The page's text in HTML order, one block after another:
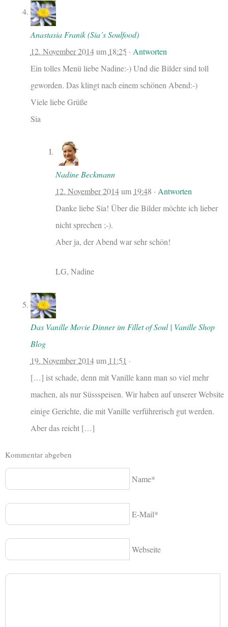
Anastasia Franik (Sia´s Soulfood)
12. November 2014um 18:25 · Antworten
Ein tolles Menü liebe Nadine:-) Und die Bilder sind toll
geworden. Das klingt nach einem schönen Abend:-)
Viele liebe Grüße
Sia
Nadine Beckmann
12. November 2014um 19:48 · Antworten
Danke liebe Sia! Über die Bilder möchte ich lieber
nicht sprechen ;-).
Aber ja, der Abend war sehr schön!
LG, Nadine
Das Vanille Movie Dinner im Fillet of Soul | Vanille Shop
Blog
19. November 2014um 11:51 ·
[…] ist schade, denn mit Vanille kann man so viel mehr
machen, als nur Süssspeisen. Wir haben auf unserer Website
einige Gerichte, die mit Vanille verführerisch gut werden.
Aber das reicht […]
Kommentar abgeben
Name*
E-Mail*
Webseite